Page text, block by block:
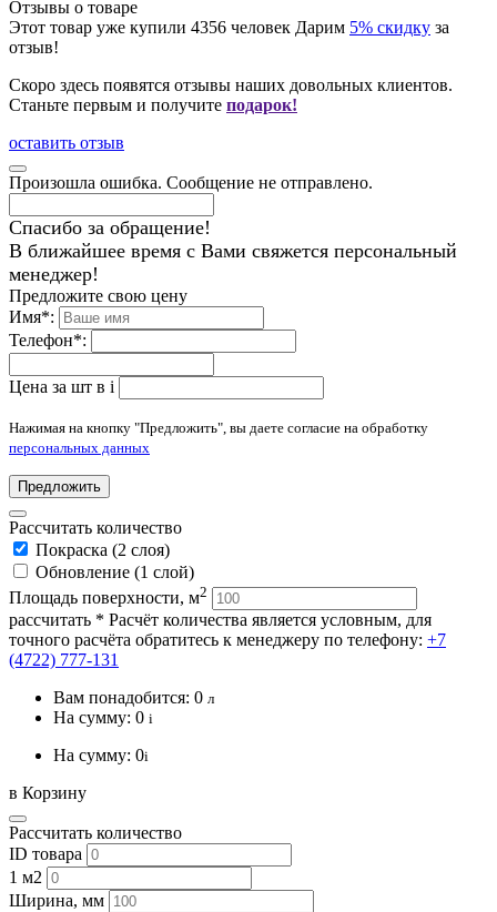
Отзывы о товаре
Этот товар уже купили 4356 человек Дарим 5% скидку за
отзыв!
Скоро здесь появятся отзывы наших довольных клиентов.
Станьте первым и получите подарок!
оставить отзыв
Произошла ошибка. Сообщение не отправлено.
Спасибо за обращение!
В ближайшее время с Вами свяжется персональный
менеджер!
Предложите свою цену
Имя*:
Телефон*:
Цена за шт в i
Нажимая на кнопку "Предложить", вы даете согласие на обработку
персональных данных
Предложить
Рассчитать количество
Покраска (2 слоя)
Обновление (1 слой)
Площадь поверхности, м2
рассчитать * Расчёт количества является условным, для
точного расчёта обратитесь к менеджеру по телефону: +7
(4722) 777-131
Вам понадобится: 0 л
На сумму: 0 i
На сумму: 0i
в Корзину
Рассчитать количество
ID товара
1 м2
Ширина, мм